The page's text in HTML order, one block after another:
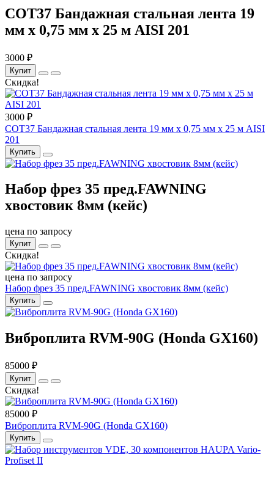
COT37 Бандажная стальная лента 19
мм x 0,75 мм x 25 м AISI 201
3000 ₽
Купит
Скидка!
3000 ₽
COT37 Бандажная стальная лента 19 мм x 0,75 мм x 25 м AISI
201
Купить
Набор фрез 35 пред.FAWNING
хвостовик 8мм (кейс)
цена по запросу
Купит
Скидка!
цена по запросу
Набор фрез 35 пред.FAWNING хвостовик 8мм (кейс)
Купить
Виброплита RVM-90G (Honda GX160)
85000 ₽
Купит
Скидка!
85000 ₽
Виброплита RVM-90G (Honda GX160)
Купить